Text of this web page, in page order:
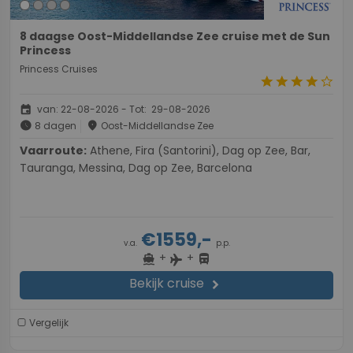
8 daagse Oost-Middellandse Zee cruise met de Sun
Princess
Princess Cruises
starstarstarstarstar_border
event van: 22-08-2026 - Tot: 29-08-2026
schedule 8 dagen place Oost-Middellandse Zee
Vaarroute:
Tauranga, Messina, Dag op Zee, Barcelona
v.a.€1559,- p.p.
directions_boat + flight + directions_bus
Bekijk cruise chevron_right
Vergelijk